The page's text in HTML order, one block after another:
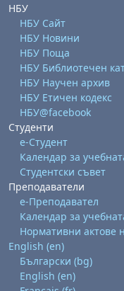
НБУ
НБУ Сайт
НБУ Новини
НБУ Поща
НБУ Библиотечен
НБУ Научен архив
НБУ Етичен кодекс
НБУ@facebook
Студенти
е-Студент
Календар за
Студентски съвет
Преподаватели
е-Преподавател
Календар за
Нормативни актове
English ‎(en)‎
Български ‎(bg)‎
English ‎(en)‎